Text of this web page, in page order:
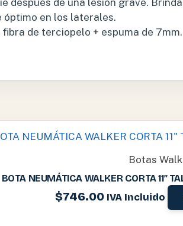
óptimo en los laterales.
de terciopelo + espuma de 7mm.
Botas
BOTA NEUMÁTICA WALKER CORTA 11″
$746.00 IVA Incluido